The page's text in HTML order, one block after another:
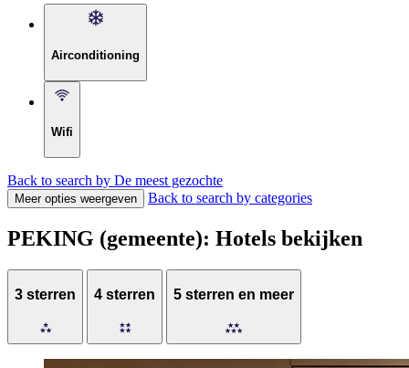
Airconditioning
Wifi
Back to search by De meest gezochte
Meer opties weergeven Back to search by categories
PEKING (gemeente): Hotels bekijken
3 sterren 4 sterren 5 sterren en meer